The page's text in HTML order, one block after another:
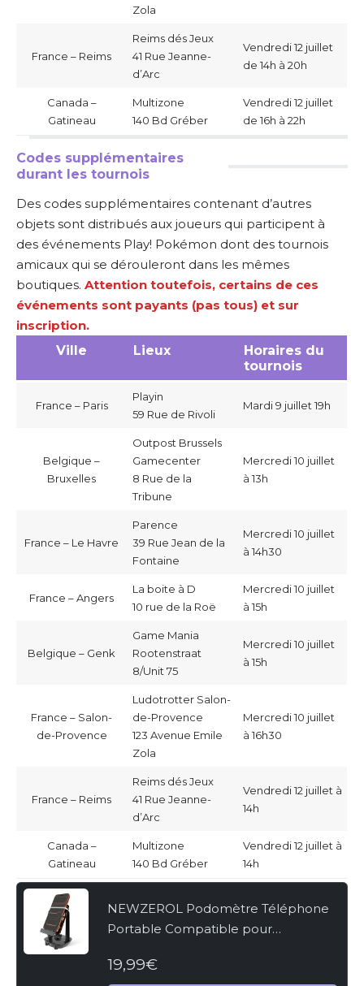
Zola
France – Reims
Reims dés Jeux
41 Rue Jeanne-
d’Arc
Vendredi 12 juillet
de 14h à 20h
Canada –
Gatineau
Multizone
140 Bd Gréber
Vendredi 12 juillet
de 16h à 22h
Codes supplémentaires
durant les tournois
Des codes supplémentaires contenant d’autres
objets sont distribués aux joueurs qui participent à
des événements Play! Pokémon dont des tournois
amicaux qui se dérouleront dans les mêmes
boutiques. Attention toutefois, certains de ces
événements sont payants (pas tous) et sur
inscription.
Ville
Lieux
Horaires du
tournois
France – Paris
Playin
59 Rue de Rivoli
Mardi 9 juillet 19h
Belgique –
Bruxelles
Outpost Brussels
Gamecenter
8 Rue de la
Tribune
Mercredi 10 juillet
à 13h
France – Le Havre
Parence
39 Rue Jean de la
Fontaine
Mercredi 10 juillet
à 14h30
France – Angers
La boite à D
10 rue de la Roë
Mercredi 10 juillet
à 15h
Belgique – Genk
Game Mania
Rootenstraat
8/Unit 75
Mercredi 10 juillet
à 15h
France – Salon-
de-Provence
Ludotrotter Salon-
de-Provence
123 Avenue Emile
Zola
Mercredi 10 juillet
à 16h30
France – Reims
Reims dés Jeux
41 Rue Jeanne-
d’Arc
Vendredi 12 juillet à
14h
Canada –
Gatineau
Multizone
140 Bd Gréber
Vendredi 12 juillet à
14h
NEWZEROL Podomètre Téléphone
Portable Compatible pour
Plus,[Œufs à Couver ou Bonbons
19,99€